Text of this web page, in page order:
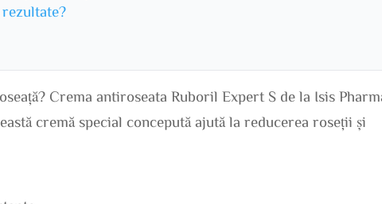
rezultate?
Crema antiroseata Ruboril Expert S de la Isis
cremă special concepută ajută la reducerea roseții și